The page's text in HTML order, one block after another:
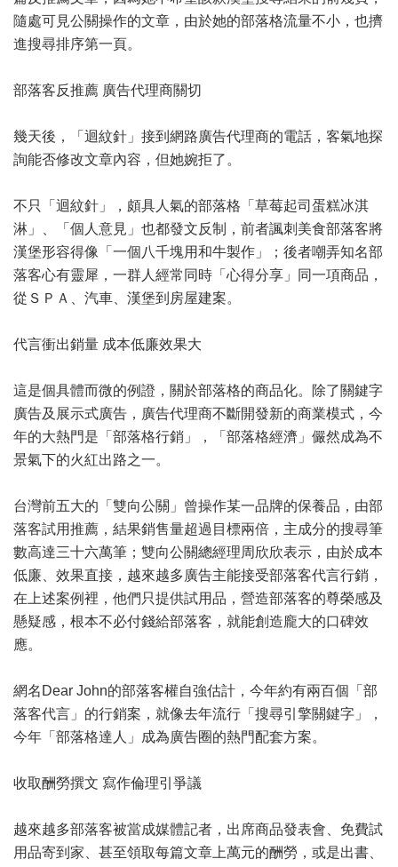
隨處可見公關操作的文章，由於她的部落格流量不小，也擠
進搜尋排序第一頁。
部落客反推薦 廣告代理商關切
幾天後，「迴紋針」接到網路廣告代理商的電話，客氣地探
詢能否修改文章內容，但她婉拒了。
不只「迴紋針」，頗具人氣的部落格「草莓起司蛋糕冰淇
淋」、「個人意見」也都發文反制，前者諷刺美食部落客將
漢堡形容得像「一個八千塊用和牛製作」；後者嘲弄知名部
落客心有靈犀，一群人經常同時「心得分享」同一項商品，
從ＳＰＡ、汽車、漢堡到房屋建案。
代言衝出銷量 成本低廉效果大
這是個具體而微的例證，關於部落格的商品化。除了關鍵字
廣告及展示式廣告，廣告代理商不斷開發新的商業模式，今
年的大熱門是「部落格行銷」，「部落格經濟」儼然成為不
景氣下的火紅出路之一。
台灣前五大的「雙向公關」曾操作某一品牌的保養品，由部
落客試用推薦，結果銷售量超過目標兩倍，主成分的搜尋筆
數高達三十六萬筆；雙向公關總經理周欣欣表示，由於成本
低廉、效果直接，越來越多廣告主能接受部落客代言行銷，
在上述案例裡，他們只提供試用品，營造部落客的尊榮感及
懸疑感，根本不必付錢給部落客，就能創造龐大的口碑效
應。
網名Dear John的部落客權自強估計，今年約有兩百個「部
落客代言」的行銷案，就像去年流行「搜尋引擎關鍵字」，
今年「部落格達人」成為廣告圈的熱門配套方案。
收取酬勞撰文 寫作倫理引爭議
越來越多部落客被當成媒體記者，出席商品發表會、免費試
用品寄到家、甚至領取每篇文章上萬元的酬勞，或是出書、